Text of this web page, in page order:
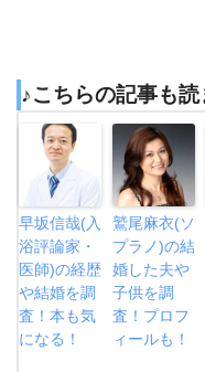
♪こちらの記事も
早坂信哉(入
浴評論家・
医師)の経歴
や結婚を調
査！本も気
になる！
鷲尾麻衣(ソ
プラノ)の結
婚した夫や
子供を調
査！プロフ
ィールも！